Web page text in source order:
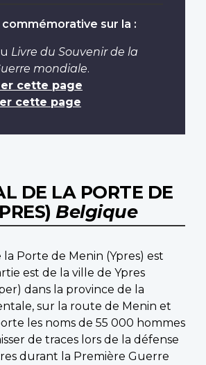
sur la :
Livre du Souvenir de la
mondiale.
cette page
cette page
DE LA PORTE DE
Belgique
la Porte de Menin (Ypres) est
est de la ville de Ypres
dans la province de la
sur la route de Menin et
les noms de 55 000 hommes
de traces lors de la défense
durant la Première Guerre